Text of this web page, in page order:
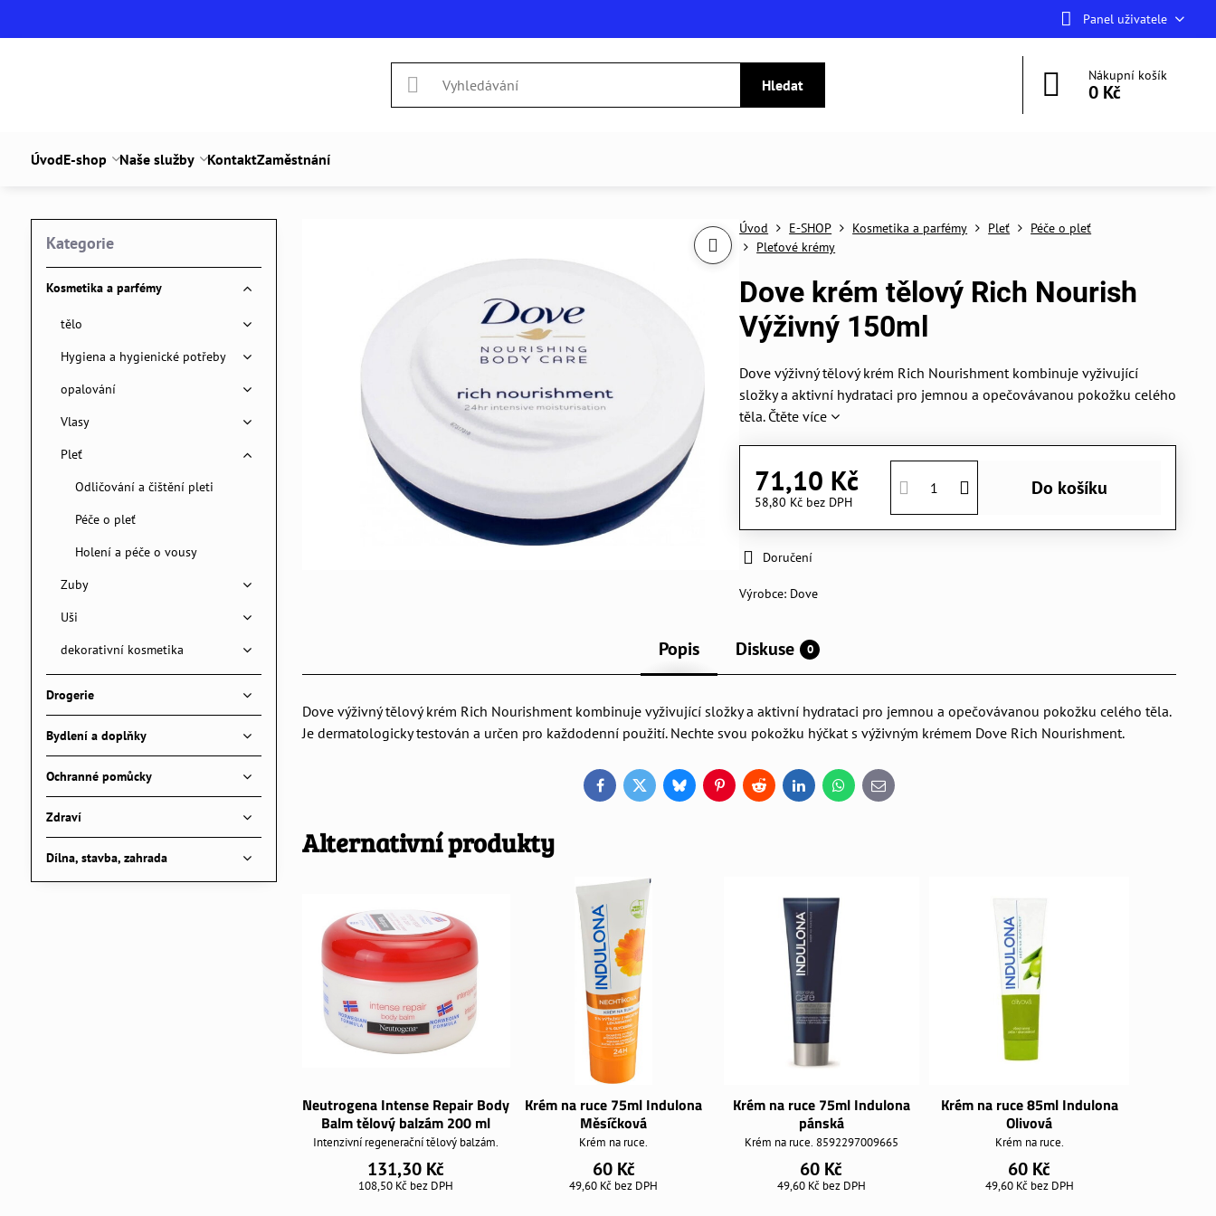
Panel uživatele
Hledat
Nákupní košík
0 Kč
ÚvodE-shop Naše služby KontaktZaměstnání
Úvod E-SHOP Kosmetika a parfémy Pleť
Péče o pleť
Pleťové krémy
Dove krém tělový Rich Nourish
Výživný 150ml
Dove výživný tělový krém Rich Nourishment kombinuje vyživující
složky a aktivní hydrataci pro jemnou a opečovávanou pokožku celého
těla. Čtěte více
71,10 Kč
58,80 Kč bez DPH
Do košíku
Doručení
Výrobce: Dove
Popis Diskuse 0
Dove výživný tělový krém Rich Nourishment kombinuje vyživující složky a aktivní hydrataci pro jemnou a opečovávanou pokožku celého těla.
Je dermatologicky testován a určen pro každodenní použití. Nechte svou pokožku hýčkat s výživným krémem Dove Rich Nourishment.
FacebookTwitterBlueskyPinterestRedditLinkedInWhatsApp
E-
mail
Alternativní produkty
Neutrogena Intense Repair Body
Balm tělový balzám 200 ml
Intenzivní regenerační tělový balzám.
131,30 Kč
108,50 Kč bez DPH
Krém na ruce 75ml Indulona
Měsíčková
Krém na ruce.
60 Kč
49,60 Kč bez DPH
Krém na ruce 75ml Indulona
pánská
Krém na ruce. 8592297009665
60 Kč
49,60 Kč bez DPH
Krém na ruce 85ml Indulona
Olivová
Krém na ruce.
60 Kč
49,60 Kč bez DPH
Kategorie
Kosmetika a parfémy
tělo
Hygiena a hygienické potřeby
opalování
Vlasy
Pleť
Odličování a čištění pleti
Péče o pleť
Holení a péče o vousy
Zuby
Uši
dekorativní kosmetika
Drogerie
Bydlení a doplňky
Ochranné pomůcky
Zdraví
Dílna, stavba, zahrada